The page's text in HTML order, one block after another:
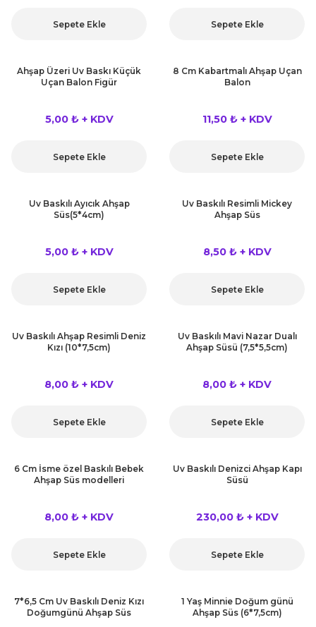
ve Dekor Maske
Sepete Ekle Sepete Ekle
Ahşap Üzeri Uv Baskı Küçük
Uçan Balon Figür
5,00 ₺ + KDV
Sepete Ekle
8 Cm Kabartmalı Ahşap Uçan
Balon
11,50 ₺ + KDV
Sepete Ekle
Uv Baskılı Ayıcık Ahşap
Süs(5*4cm)
5,00 ₺ + KDV
Sepete Ekle
Uv Baskılı Resimli Mickey
Ahşap Süs
8,50 ₺ + KDV
Sepete Ekle
Uv Baskılı Ahşap Resimli Deniz
Kızı (10*7,5cm)
8,00 ₺ + KDV
Sepete Ekle
Uv Baskılı Mavi Nazar Dualı
Ahşap Süsü (7,5*5,5cm)
8,00 ₺ + KDV
Sepete Ekle
6 Cm İsme özel Baskılı Bebek
Ahşap Süs modelleri
8,00 ₺ + KDV
Sepete Ekle
Uv Baskılı Denizci Ahşap Kapı
Süsü
230,00 ₺ + KDV
Sepete Ekle
7*6,5 Cm Uv Baskılı Deniz Kızı
Doğumgünü Ahşap Süs
1 Yaş Minnie Doğum günü
Ahşap Süs (6*7,5cm)